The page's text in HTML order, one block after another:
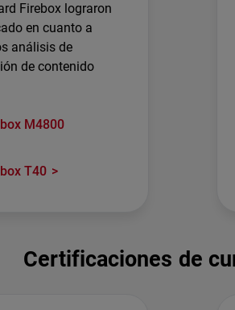
Firebox lograron
en cuanto a
análisis de
de contenido
M4800
T40
Certificaciones de